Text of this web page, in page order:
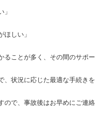
」
ほしい」
ることが多く、その間のサポー
、状況に応じた最適な手続きを
ので、事故後はお早めにご連絡